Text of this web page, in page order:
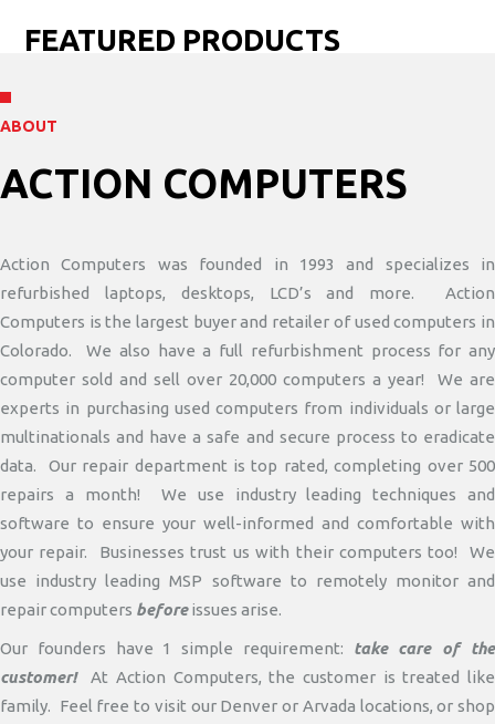
FEATURED PRODUCTS
ABOUT
ACTION COMPUTERS
Action Computers was founded in 1993 and specializes in
refurbished laptops, desktops, LCD’s and more. Action
Computers is the largest buyer and retailer of used computers in
Colorado. We also have a full refurbishment process for any
computer sold and sell over 20,000 computers a year! We are
experts in purchasing used computers from individuals or large
multinationals and have a safe and secure process to eradicate
data. Our repair department is top rated, completing over 500
repairs a month! We use industry leading techniques and
software to ensure your well-informed and comfortable with
your repair. Businesses trust us with their computers too! We
use industry leading MSP software to remotely monitor and
repair computers beforeissues arise.
Our founders have 1 simple requirement: take care of the
customer!At Action Computers, the customer is treated like
family. Feel free to visit our Denver or Arvada locations, or shop